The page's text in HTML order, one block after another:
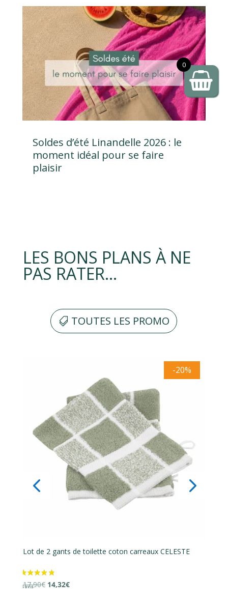
Soldes d’été Linandelle 2026 : le
moment idéal pour se faire
plaisir
LES BONS PLANS À NE
PAS RATER…
TOUTES LES PROMO
-20%
Lot de 2 gants de toilette coton carreaux CELESTE
17,90€ Le
14,32€Le
0